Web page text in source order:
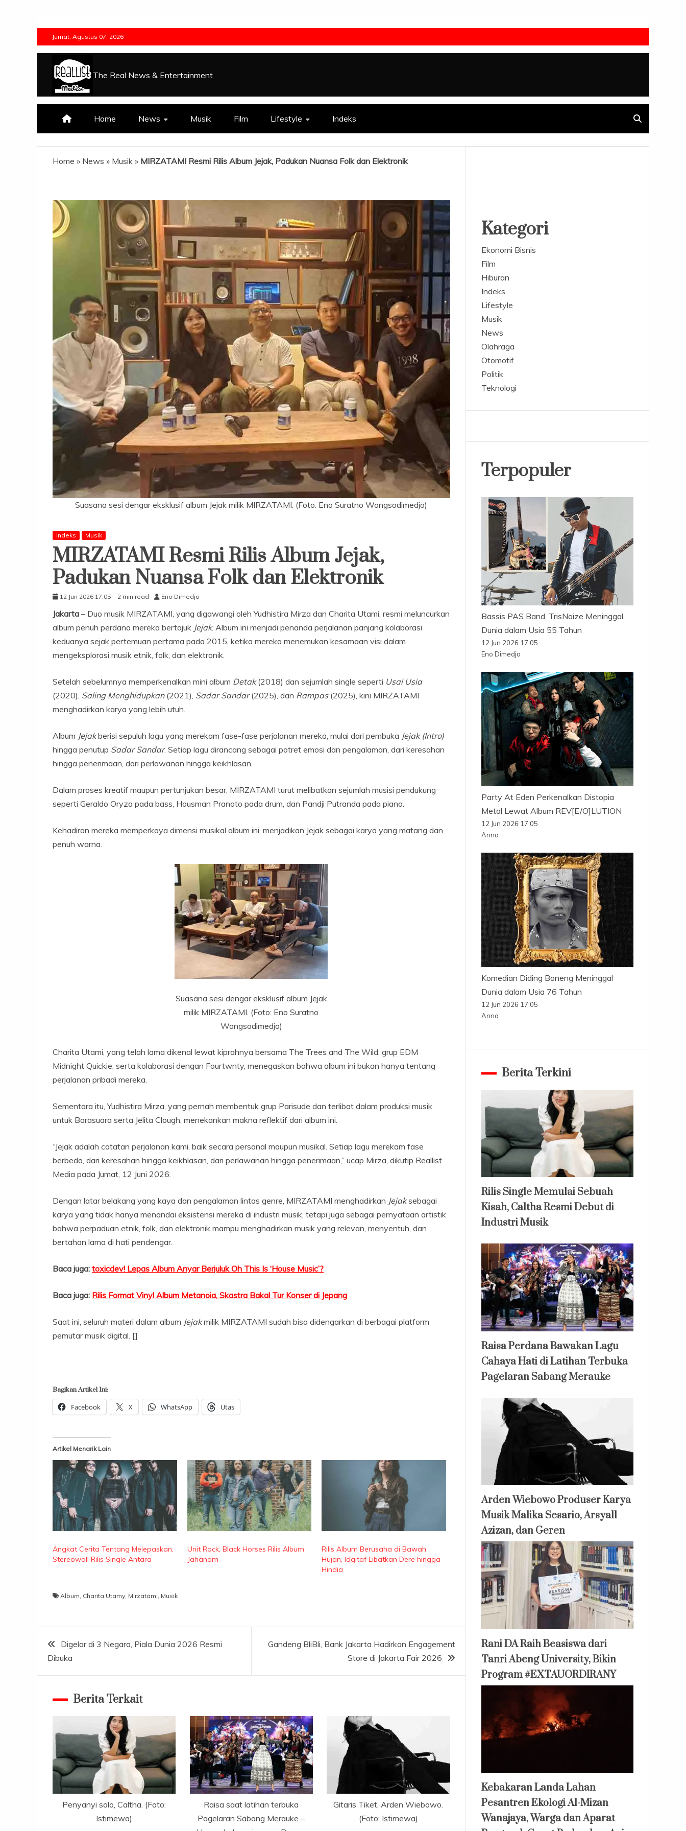
Jumat, Agustus 07, 2026
The Real News & Entertainment
Home News Musik Film Lifestyle Indeks
Home » News » Musik » MIRZATAMI Resmi Rilis Album Jejak, Padukan Nuansa Folk dan Elektronik
Suasana sesi dengar eksklusif album Jejak milik MIRZATAMI. (Foto: Eno Suratno Wongsodimedjo)
Indeks Musik
MIRZATAMI Resmi Rilis Album Jejak,
Padukan Nuansa Folk dan Elektronik
12 Jun 2026 17:05 2 min read Eno Dimedjo
Jakarta – Duo musik MIRZATAMI, yang digawangi oleh Yudhistira Mirza dan Charita Utami, resmi meluncurkan
album penuh perdana mereka bertajuk Jejak. Album ini menjadi penanda perjalanan panjang kolaborasi
keduanya sejak pertemuan pertama pada 2015, ketika mereka menemukan kesamaan visi dalam
mengeksplorasi musik etnik, folk, dan elektronik.
Setelah sebelumnya memperkenalkan mini album Detak(2018) dan sejumlah single seperti Usai Usia
(2020), Saling Menghidupkan(2021), Sadar Sandar(2025), dan Rampas(2025), kini MIRZATAMI
menghadirkan karya yang lebih utuh.
Album Jejakberisi sepuluh lagu yang merekam fase-fase perjalanan mereka, mulai dari pembuka Jejak (Intro)
hingga penutup Sadar Sandar. Setiap lagu dirancang sebagai potret emosi dan pengalaman, dari keresahan
hingga penerimaan, dari perlawanan hingga keikhlasan.
Dalam proses kreatif maupun pertunjukan besar, MIRZATAMI turut melibatkan sejumlah musisi pendukung
seperti Geraldo Oryza pada bass, Housman Pranoto pada drum, dan Pandji Putranda pada piano.
Kehadiran mereka memperkaya dimensi musikal album ini, menjadikan Jejak sebagai karya yang matang dan
penuh warna.
Suasana sesi dengar eksklusif album Jejak
milik MIRZATAMI. (Foto: Eno Suratno
Wongsodimedjo)
Charita Utami, yang telah lama dikenal lewat kiprahnya bersama The Trees and The Wild, grup EDM
Midnight Quickie, serta kolaborasi dengan Fourtwnty, menegaskan bahwa album ini bukan hanya tentang
perjalanan pribadi mereka.
Sementara itu, Yudhistira Mirza, yang pernah membentuk grup Parisude dan terlibat dalam produksi musik
untuk Barasuara serta Jelita Clough, menekankan makna reflektif dari album ini.
“Jejak adalah catatan perjalanan kami, baik secara personal maupun musikal. Setiap lagu merekam fase
berbeda, dari keresahan hingga keikhlasan, dari perlawanan hingga penerimaan,” ucap Mirza, dikutip Reallist
Media pada Jumat, 12 Juni 2026.
Dengan latar belakang yang kaya dan pengalaman lintas genre, MIRZATAMI menghadirkan Jejaksebagai
karya yang tidak hanya menandai eksistensi mereka di industri musik, tetapi juga sebagai pernyataan artistik
bahwa perpaduan etnik, folk, dan elektronik mampu menghadirkan musik yang relevan, menyentuh, dan
bertahan lama di hati pendengar.
Baca juga: toxicdev! Lepas Album Anyar Berjuluk Oh This Is ‘House Music’?
Baca juga: Rilis Format Vinyl Album Metanoia, Skastra Bakal Tur Konser di Jepang
Saat ini, seluruh materi dalam album Jejakmilik MIRZATAMI sudah bisa didengarkan di berbagai platform
pemutar musik digital. []
Bagikan Artikel Ini:
Facebook X WhatsApp Utas
Artikel Menarik Lain
Angkat Cerita Tentang Melepaskan,
Stereowall Rilis Single Antara
Unit Rock, Black Horses Rilis Album
Jahanam
Rilis Album Berusaha di Bawah
Hujan, Idgitaf Libatkan Dere hingga
Hindia
Album, Charita Utamy, Mirzatami, Musik
Navigasi
pos
Digelar di 3 Negara, Piala Dunia 2026 Resmi
Dibuka
Gandeng BliBli, Bank Jakarta Hadirkan Engagement
Store di Jakarta Fair 2026
Berita Terkait
Penyanyi solo, Caltha. (Foto:
Istimewa)
Raisa saat latihan terbuka
Pagelaran Sabang Merauke –
Gitaris Tiket, Arden Wiebowo.
(Foto: Istimewa)
Kategori
Ekonomi Bisnis
Film
Hiburan
Indeks
Lifestyle
Musik
News
Olahraga
Otomotif
Politik
Teknologi
Terpopuler
Bassis PAS Band, TrisNoize Meninggal
Dunia dalam Usia 55 Tahun
12 Jun 2026 17:05
Eno Dimedjo
Party At Eden Perkenalkan Distopia
Metal Lewat Album REV[E/O]LUTION
12 Jun 2026 17:05
Anna
Komedian Diding Boneng Meninggal
Dunia dalam Usia 76 Tahun
12 Jun 2026 17:05
Anna
Berita Terkini
Rilis Single Memulai Sebuah
Kisah, Caltha Resmi Debut di
Industri Musik
Raisa Perdana Bawakan Lagu
Cahaya Hati di Latihan Terbuka
Pagelaran Sabang Merauke
Arden Wiebowo Produser Karya
Musik Malika Sesario, Arsyall
Azizan, dan Geren
Rani DA Raih Beasiswa dari
Tanri Abeng University, Bikin
Program #EXTAUORDIRANY
Kebakaran Landa Lahan
Pesantren Ekologi Al-Mizan
Wanajaya, Warga dan Aparat